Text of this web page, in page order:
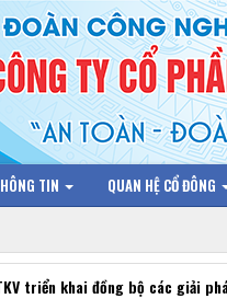
TIN QUAN HỆ CỔ ĐÔNG
triển khai đồng bộ các giải